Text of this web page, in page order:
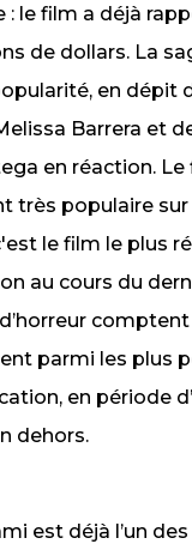
: le film a déjà
de dollars. La
en dépit
Barrera et
en réaction.
très populaire sur
le film le plus
au cours du
comptent
parmi les plus
en période
dehors.
est déjà l’un